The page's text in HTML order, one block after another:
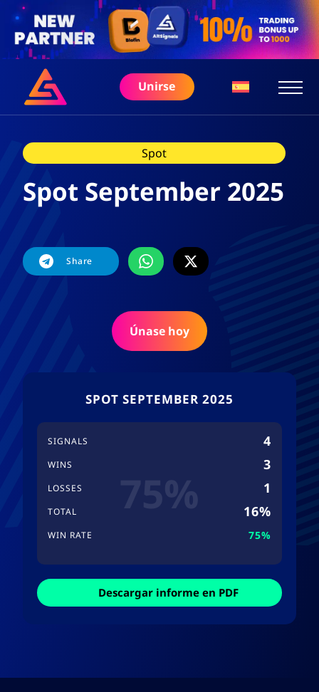
Unirse
Spot
Spot September 2025
Share
Únase hoy
SPOT SEPTEMBER 2025
SIGNALS 4
WINS 3
LOSSES 1
TOTAL 16%
WIN RATE 75%
Descargar informe en PDF